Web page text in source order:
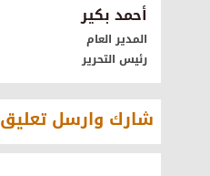
أحمد بكير
المدير العام
رئيس التحرير
شارك وارسل تعليق